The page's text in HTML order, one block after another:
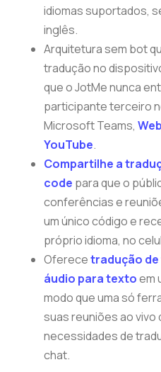
idiomas suportados,
inglês.
Arquitetura sem bot
tradução no
que o JotMe nunca
participante terceiro
Microsoft Teams,
YouTube.
Compartilhe a
code para que o
conferências e
um único código e
próprio idioma, no
Oferecetradução
áudio para textoem
modo que uma só
suas reuniões ao vivo
necessidades de
chat.